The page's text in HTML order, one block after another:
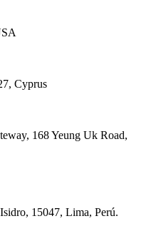
Cyprus
168 Yeung Uk Road,
15047, Lima, Perú.